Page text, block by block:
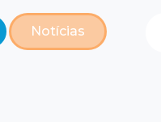
Notícias